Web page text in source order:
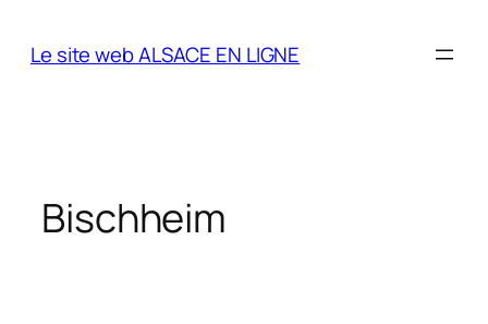
Le site web ALSACE EN LIGNE
Bischheim